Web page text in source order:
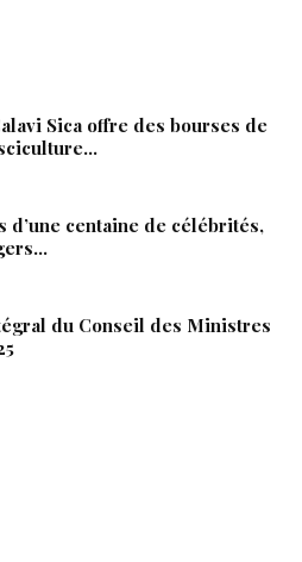
Sica offre des bourses de
d’une centaine de célébrités,
du Conseil des Ministres